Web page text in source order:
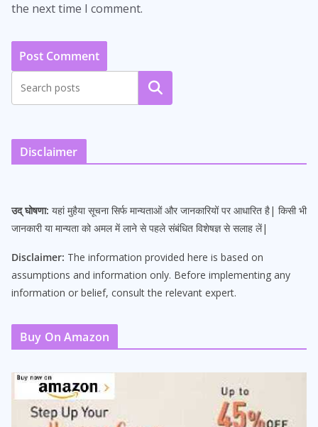
the next time I comment.
Search
Disclaimer
उद् घोषणा: यहां मुहैया सूचना सिर्फ मान्यताओं और जानकारियों पर आधारित है| किसी भी
जानकारी या मान्यता को अमल में लाने से पहले संबंधित विशेषज्ञ से सलाह लें|
Disclaimer: The information provided here is based on
assumptions and information only. Before implementing any
information or belief, consult the relevant expert.
Buy On Amazon